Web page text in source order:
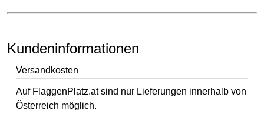
Kundeninformationen
Versandkosten
Auf FlaggenPlatz.at sind nur Lieferungen innerhalb von
Österreich möglich.